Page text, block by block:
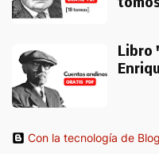
Libro
Con la tecnología de